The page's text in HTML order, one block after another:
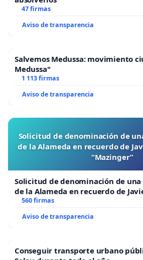
47 firmas
Aviso de transparencia
Salvemos Medussa: movimiento
Medussa"
1 113 firmas
Aviso de transparencia
Solicitud de denominación de
de la Alameda en recuerdo de
“Mazinger”
Solicitud de denominación de
de la Alameda en recuerdo de
“Mazinger”
560 firmas
Aviso de transparencia
Conseguir transporte urbano